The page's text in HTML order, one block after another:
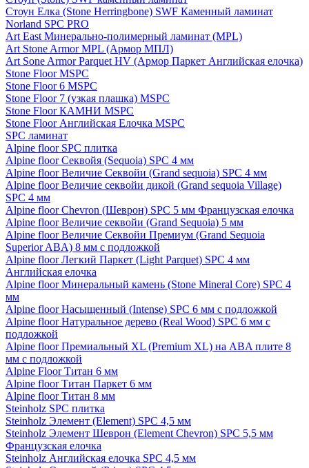
Стоун Елка (Stone Herringbone) SWF Каменный ламинат
Norland SPC PRO
Art East Минерально-полимерный ламинат (MPL)
Art Stone Armor MPL (Армор МПЛ)
Art Sone Armor Parquet HV (Армор Паркет Английская елочка)
Stone Floor MSPC
Stone Floor 6 MSPC
Stone Floor 7 (узкая плашка) MSPC
Stone Floor КАМНИ MSPC
Stone Floor Английская Елочка MSPC
SPC ламинат
Alpine floor SPC плитка
Alpine floor Секвойя (Sequoia) SPC 4 мм
Alpine floor Величие Секвойи (Grand sequoia) SPC 4 мм
Alpine floor Величие секвойи дикой (Grand sequoia Village)
SPC 4 мм
Alpine floor Chevron (Шеврон) SPC 5 мм Французская елочка
Alpine floor Величие секвойи (Grand Sequoia) 5 мм
Alpine floor Величие Секвойи Премиум (Grand Sequoia
Superior ABA) 8 мм с подложкой
Alpine floor Легкий Паркет (Light Parquet) SPC 4 мм
Английская елочка
Alpine floor Минеральный камень (Stone Mineral Core) SPC 4
мм
Alpine floor Насыщенный (Intense) SPC 6 мм с подложкой
Alpine floor Натуральное дерево (Real Wood) SPC 6 мм с
подложкой
Alpine floor Премиальный XL (Premium XL) на ABA плите 8
мм с подложкой
Alpine Floor Титан 6 мм
Alpine floor Титан Паркет 6 мм
Alpine floor Титан 8 мм
Steinholz SPC плитка
Steinholz Элемент (Element) SPC 4,5 мм
Steinholz Элемент Шеврон (Element Chevron) SPC 5,5 мм
Французская елочка
Steinholz Английская елочка SPC 4,5 мм